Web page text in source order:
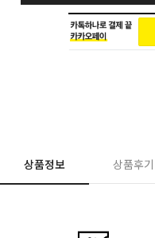
상품정보 상품후기